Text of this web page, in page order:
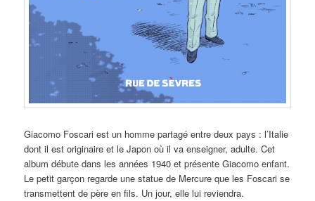
Giacomo Foscari est un homme partagé entre deux pays : l’Italie
dont il est originaire et le Japon où il va enseigner, adulte. Cet
album débute dans les années 1940 et présente Giacomo enfant.
Le petit garçon regarde une statue de Mercure que les Foscari se
transmettent de père en fils. Un jour, elle lui reviendra.